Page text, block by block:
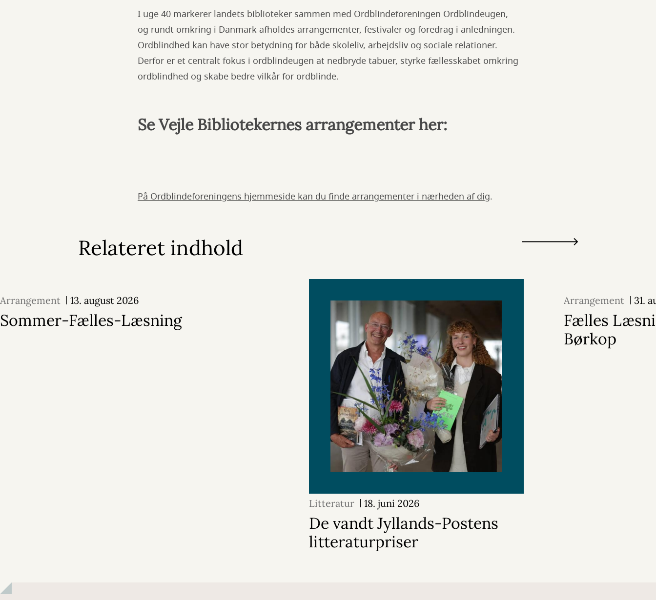
I uge 40 markerer landets biblioteker sammen med Ordblindeforeningen Ordblindeugen,
og rundt omkring i Danmark afholdes arrangementer, festivaler og foredrag i anledningen.
Ordblindhed kan have stor betydning for både skoleliv, arbejdsliv og sociale relationer.
Derfor er et centralt fokus i ordblindeugen at nedbryde tabuer, styrke fællesskabet omkring
ordblindhed og skabe bedre vilkår for ordblinde.
Se Vejle Bibliotekernes arrangementer her:
På Ordblindeforeningens hjemmeside kan du finde arrangementer i nærheden af dig.
Relateret indhold
Arrangement 13. august 2026
Sommer-Fælles-Læsning
Litteratur 18. juni 2026
De vandt Jyllands-Postens
litteraturpriser
Arrangement 31.
Fælles
Børkop